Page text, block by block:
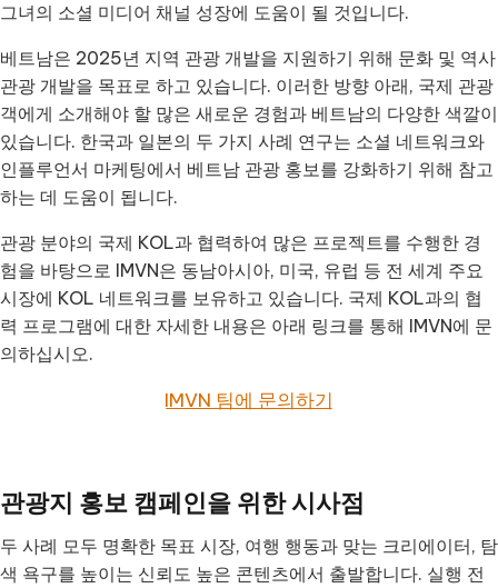
그녀의 소셜 미디어 채널 성장에 도움이 될 것입니다.
베트남은 2025년 지역 관광 개발을 지원하기 위해 문화 및 역사
관광 개발을 목표로 하고 있습니다. 이러한 방향 아래, 국제 관광
객에게 소개해야 할 많은 새로운 경험과 베트남의 다양한 색깔이
있습니다. 한국과 일본의 두 가지 사례 연구는 소셜 네트워크와
인플루언서 마케팅에서 베트남 관광 홍보를 강화하기 위해 참고
하는 데 도움이 됩니다.
관광 분야의 국제 KOL과 협력하여 많은 프로젝트를 수행한 경
험을 바탕으로 IMVN은 동남아시아, 미국, 유럽 등 전 세계 주요
시장에 KOL 네트워크를 보유하고 있습니다. 국제 KOL과의 협
력 프로그램에 대한 자세한 내용은 아래 링크를 통해 IMVN에 문
의하십시오.
IMVN 팀에 문의하기
관광지 홍보 캠페인을 위한 시사점
두 사례 모두 명확한 목표 시장, 여행 행동과 맞는 크리에이터, 탐
색 욕구를 높이는 신뢰도 높은 콘텐츠에서 출발합니다. 실행 전